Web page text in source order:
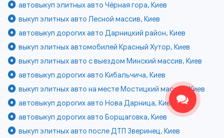
автовыкуп элитных авто Чёрная гора, Киев
выкуп элитных авто Лесной массив, Киев
автовыкуп дорогих авто Дарницкий район, Киев
выкуп элитных автомобилей Красный Хутор, Киев
выкуп элитных авто с выездом Минский массив, Киев
автовыкуп дорогих авто Кибальчича, Киев
выкуп элитных авто на месте Мостицкий массив, Киев
автовыкуп дорогих авто Нова Дарница, Киев
автовыкуп дорогих авто Борщаговка, Киев
выкуп элитных авто после ДТП Зверинец, Киев